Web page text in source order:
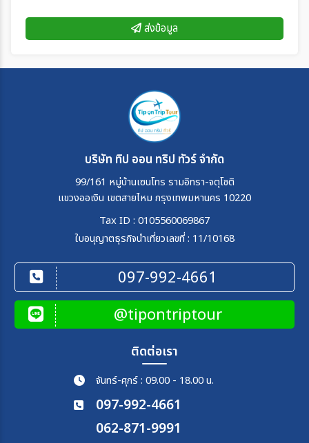
ส่งข้อมูล
บริษัท ทิป ออน ทริป ทัวร์ จำกัด
99/161 หมู่บ้านเซนโทร รามอิทรา-จตุโชติ
แขวงออเงิน เขตสายไหม กรุงเทพมหานคร 10220
Tax ID : 0105560069867
ใบอนุญาตธุรกิจนำเที่ยวเลขที่ : 11/10168
097-992-4661
@tipontriptour
ติดต่อเรา
จันทร์-ศุกร์ : 09.00 - 18.00 น.
097-992-4661
062-871-9991